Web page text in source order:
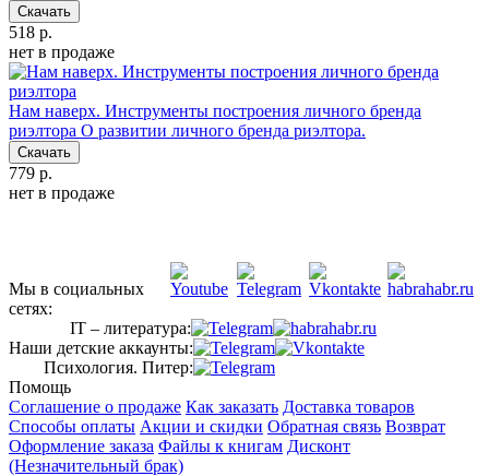
Скачать
518 р.
нет в продаже
Нам наверх. Инструменты построения личного бренда
риэлтора О развитии личного бренда риэлтора.
Скачать
779 р.
нет в продаже
Мы в социальных
сетях:
IT – литература:
Наши детские аккаунты:
Психология. Питер:
Помощь
Соглашение о продаже Как заказать Доставка товаров
Способы оплаты Акции и скидки Обратная связь Возврат
Оформление заказа Файлы к книгам Дисконт
(Незначительный брак)